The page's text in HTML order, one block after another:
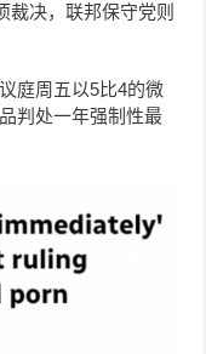
裁决，联邦保守党则
庭周五以5比4的微
判处一年强制性最